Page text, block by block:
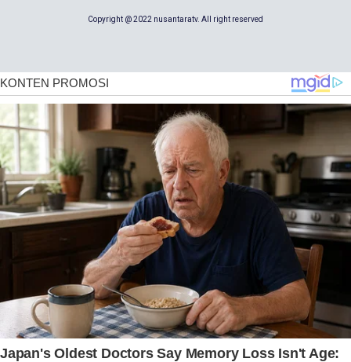
Copyright @ 2022 nusantaratv. All right reserved